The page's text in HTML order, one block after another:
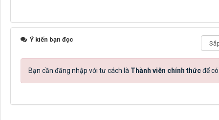
Ý kiến bạn đọc
Bạn cần đăng nhập với tư cách là Thành viên chính thứcđể